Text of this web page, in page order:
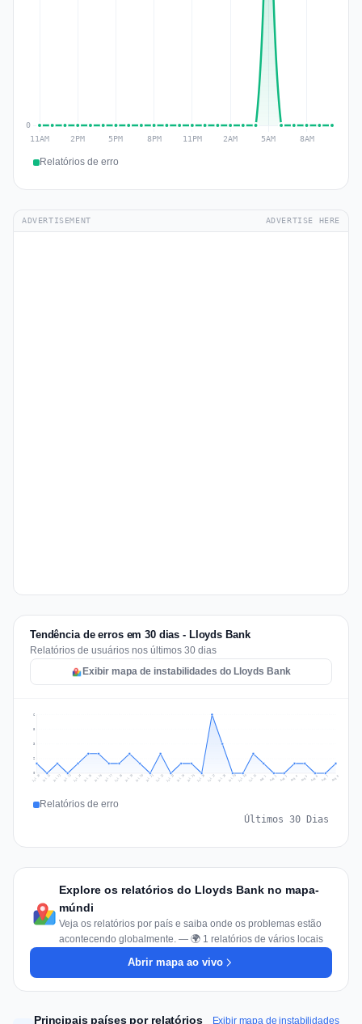
Relatórios de erro
ADVERTISEMENT ADVERTISE HERE
Tendência de erros em 30 dias - Lloyds Bank
Relatórios de usuários nos últimos 30 dias
Exibir mapa de instabilidades do Lloyds Bank
2
3
5
6
Jul 10 Jul 11 Jul 12 Jul 13 Jul 14 Jul 15 Jul 16 Jul 17 Jul 18 Jul 19 Jul 20 Jul 21 Jul 22 Jul 23 Jul 24 Jul 25 Jul 26 Jul 27 Jul 28 Jul 29 Jul 30 Jul 31 Aug 1 Aug 2 Aug 3 Aug 4 Aug 5 Aug 6 Aug 7 Aug 8
Relatórios de erro
Últimos 30 Dias
Explore os relatórios do Lloyds Bank no mapa-
múndi
Veja os relatórios por país e saiba onde os problemas estão
acontecendo globalmente. — 🌍 1 relatórios de vários locais
Abrir mapa ao vivo
Principais países por relatórios Exibir mapa de instabilidades